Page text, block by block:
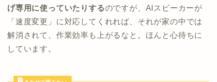
げ専用に使っていたりするのですが、AIスピーカーが
「速度変更」に対応してくれれば、それが家の中では
解消されて、作業効率も上がるなと。ほんと心待ちに
しています。